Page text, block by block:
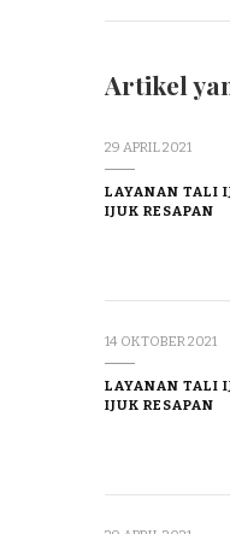
Artikel
29 APRIL 2021
LAYANAN TALI
IJUK RESAPAN
14 OKTOBER 2021
LAYANAN TALI
IJUK RESAPAN